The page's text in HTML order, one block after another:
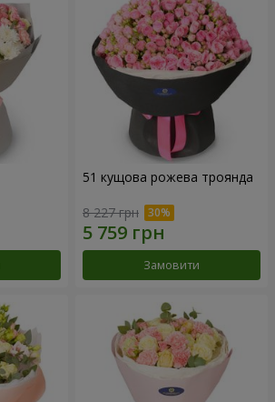
51 кущова рожева троянда
8 227 грн
Замовити